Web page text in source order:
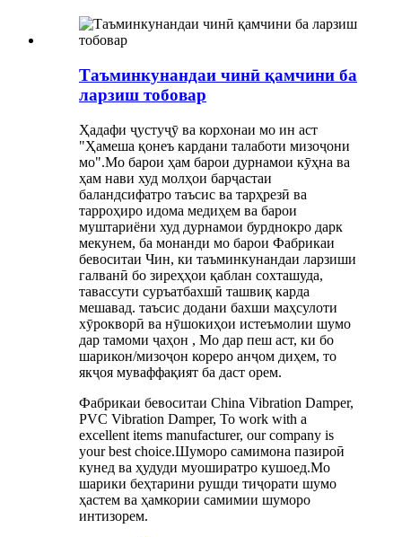
Таъминкунандаи чинӣ қамчини ба
ларзиш тобовар
Ҳадафи ҷустуҷӯ ва корхонаи мо ин аст
"Ҳамеша қонеъ кардани талаботи мизоҷони
мо".Мо барои ҳам барои дурнамои кӯҳна ва
ҳам нави худ молҳои барҷастаи
баландсифатро таъсис ва тарҳрезӣ ва
тарроҳиро идома медиҳем ва барои
муштариёни худ дурнамои бурднокро дарк
мекунем, ба монанди мо барои Фабрикаи
бевоситаи Чин, ки таъминкунандаи ларзиши
галванӣ бо зиреҳҳои қаблан сохташуда,
тавассути суръатбахшӣ ташвиқ карда
мешавад. таъсис додани бахши маҳсулоти
хӯрокворӣ ва нӯшокиҳои истеъмолии шумо
дар тамоми ҷаҳон , Мо дар пеш аст, ки бо
шарикон/мизоҷон кореро анҷом диҳем, то
якҷоя муваффақият ба даст орем.
Фабрикаи бевоситаи China Vibration Damper,
PVC Vibration Damper, To work with a
excellent items manufacturer, our company is
your best choice.Шуморо самимона пазироӣ
кунед ва ҳудуди муоширатро кушоед.Мо
шарики беҳтарини рушди тиҷорати шумо
ҳастем ва ҳамкории самимии шуморо
интизорем.